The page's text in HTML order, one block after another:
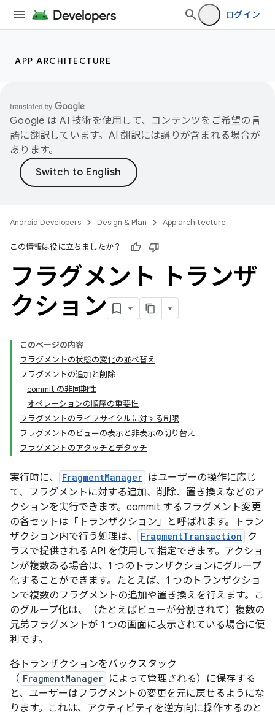
ログイン
APP ARCHITECTURE
Google は AI 技術を使用して、コンテンツをご希望の言
語に翻訳しています。AI 翻訳には誤りが含まれる場合が
あります。
Android Developers Design & Plan App architecture
この情報は役に立ちましたか？
フラグメント トランザ
クション
このページの内容
フラグメントの状態の変化の並べ替え
フラグメントの追加と削除
commit の非同期性
オペレーションの順序の重要性
フラグメントのライフサイクルに対する制限
フラグメントのビューの表示と非表示の切り替え
フラグメントのアタッチとデタッチ
実行時に、 FragmentManager はユーザーの操作に応じ
て、フラグメントに対する追加、削除、置き換えなどのア
クションを実行できます。commit するフラグメント変更
の各セットは「トランザクション」
と呼ばれます。トラン
ザクション内で行う処理は、
FragmentTransaction
ク
ラスで提供される API を使用して指定できます。アクショ
ンが複数ある場合は、1 つのトランザクションにグループ
化することができます。たとえば、1 つのトランザクショ
ンで複数のフラグメントの追加や置き換えを行えます。こ
のグループ化は、（たとえばビューが分割されて）複数の
兄弟フラグメントが 1 つの画面に表示されている場合に便
利です。
各トランザクションをバックスタック
（ FragmentManager によって管理される）に保存する
と、ユーザーはフラグメントの変更を元に戻せるようにな
ります。これは、アクティビティを逆方向に操作するのと